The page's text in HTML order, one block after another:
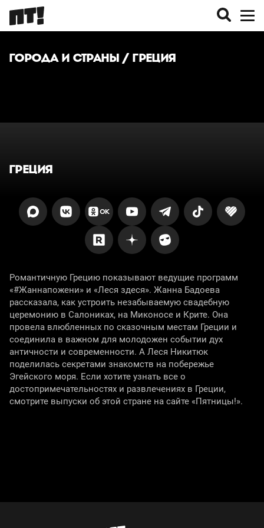
ГОРОДА И СТРАНЫ / ГРЕЦИЯ
ГРЕЦИЯ
Романтичную Грецию показывают ведущие программ
«#Жаннапожени» и «Леся здеся». Жанна Бадоева
рассказала, как устроить незабываемую свадебную
церемонию в Салониках, на Миконосе и Крите. Она
провела влюбленных по сказочным местам Греции и
соединила в важном для молодожен событии дух
античности и современности. А Леся Никитюк
поделилась секретами знакомств на побережье
Эгейского моря. Если хотите узнать все о
достопримечательностях и развлечениях в Греции,
смотрите выпуски об этой стране на сайте «Пятницы!».